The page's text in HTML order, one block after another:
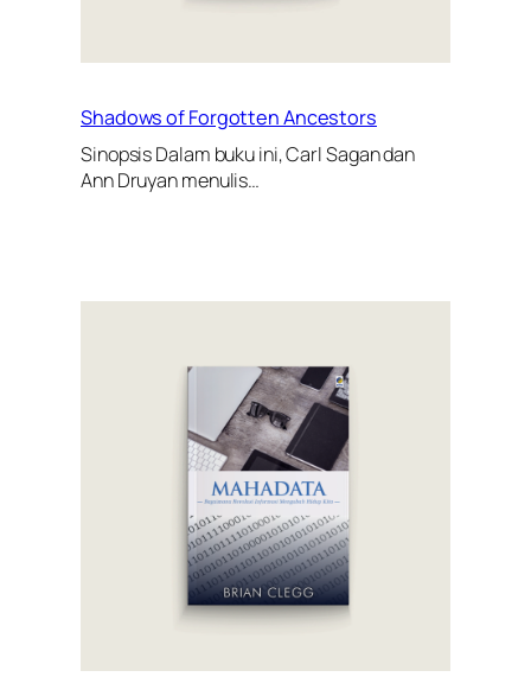
Shadows of Forgotten Ancestors
Sinopsis Dalam buku ini, Carl Sagan dan
Ann Druyan menulis…